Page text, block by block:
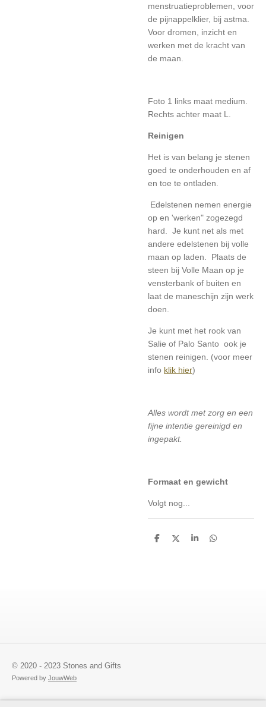
menstruatieproblemen, voor
de pijnappelklier, bij astma.
Voor dromen, inzicht en
werken met de kracht van
de maan.
Foto 1 links maat medium.
Rechts achter maat L.
Reinigen
Het is van belang je stenen
goed te onderhouden en af
en toe te ontladen.
Edelstenen nemen energie
op en 'werken" zogezegd
hard. Je kunt net als met
andere edelstenen bij volle
maan op laden. Plaats de
steen bij Volle Maan op je
vensterbank of buiten en
laat de maneschijn zijn werk
doen.
Je kunt met het rook van
Salie of Palo Santo ook je
stenen reinigen. (voor meer
info klik hier)
Alles wordt met zorg en een
fijne intentie gereinigd en
ingepakt.
Formaat en gewicht
Volgt nog...
D
D
S
D
© 2020 - 2023 Stones and Gifts
Powered by JouwWeb